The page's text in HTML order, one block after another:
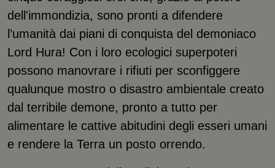
dell'immondizia, sono pronti a difendere
l’umanità dai piani di conquista del demoniaco
Lord Hura! Con i loro ecologici superpoteri
possono manovrare i rifiuti per sconfiggere
qualunque mostro o disastro ambientale creato
dal terribile demone, pronto a tutto per
alimentare le cattive abitudini degli esseri umani
e rendere la Terra un posto orrendo.